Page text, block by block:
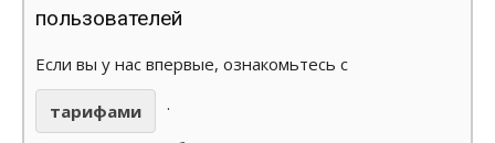
пользователей
Если вы у нас впервые, ознакомьтесь с
тарифами
.